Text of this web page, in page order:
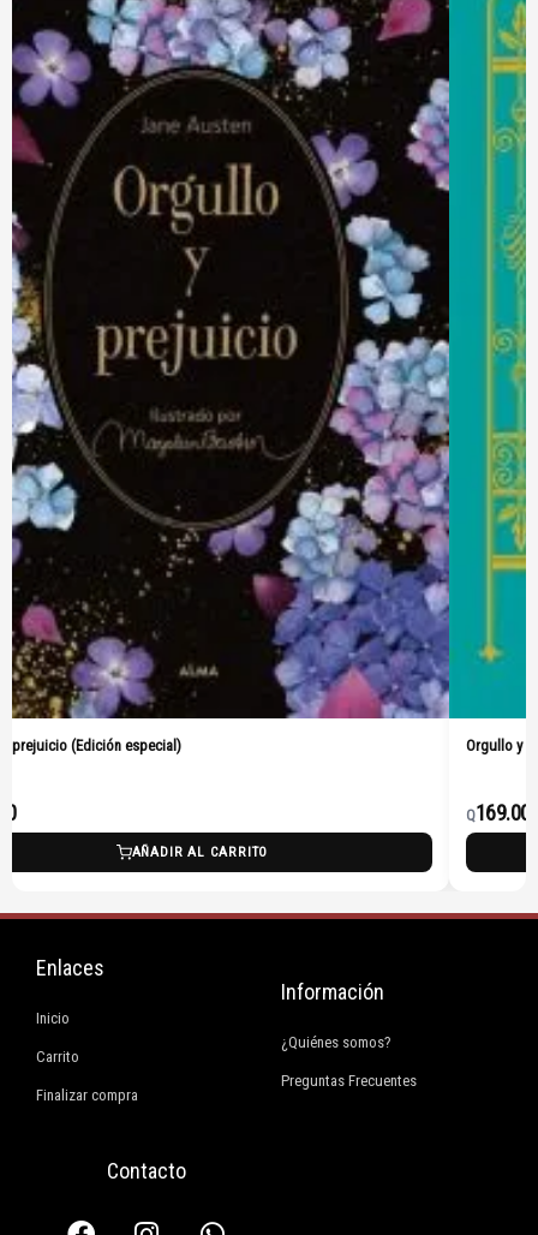
Enlaces
Inicio
Carrito
Finalizar compra
Información
¿Quiénes somos?
Preguntas Frecuentes
Contacto
F
I
W
E